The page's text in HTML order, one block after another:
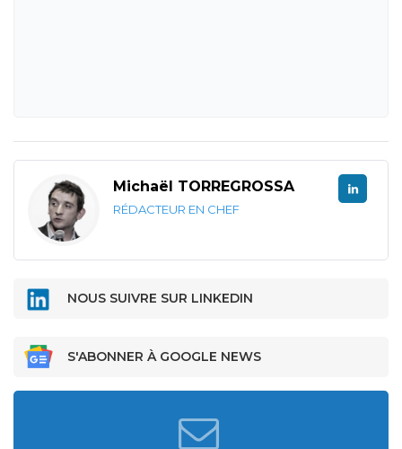
Michaël TORREGROSSA
RÉDACTEUR EN CHEF
NOUS SUIVRE SUR LINKEDIN
S'ABONNER À GOOGLE NEWS